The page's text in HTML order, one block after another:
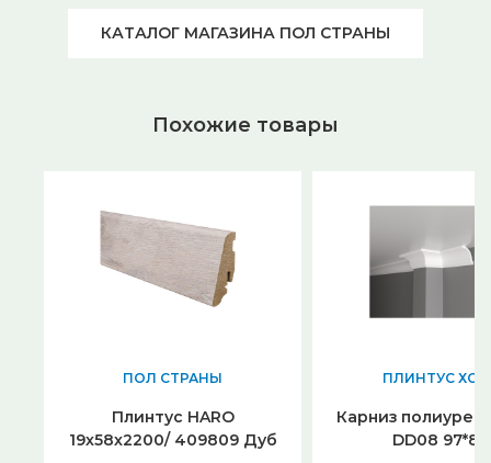
КАТАЛОГ МАГАЗИНА ПОЛ СТРАНЫ
Похожие товары
ПОЛ СТРАНЫ
Плинтус HARO
19х58х2200/ 409809 Дуб
ПЛИНТУС
Карниз
DD08 97*84